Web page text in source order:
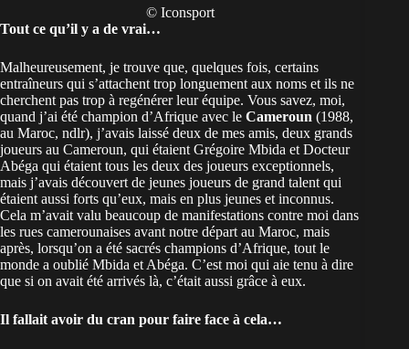
© Iconsport
Tout ce qu’il y a de vrai…
Malheureusement, je trouve que, quelques fois, certains
entraîneurs qui s’attachent trop longuement aux noms et ils ne
cherchent pas trop à regénérer leur équipe. Vous savez, moi,
quand j’ai été champion d’Afrique avec le Cameroun (1988,
au Maroc, ndlr), j’avais laissé deux de mes amis, deux grands
joueurs au Cameroun, qui étaient Grégoire Mbida et Docteur
Abéga qui étaient tous les deux des joueurs exceptionnels,
mais j’avais découvert de jeunes joueurs de grand talent qui
étaient aussi forts qu’eux, mais en plus jeunes et inconnus.
Cela m’avait valu beaucoup de manifestations contre moi dans
les rues camerounaises avant notre départ au Maroc, mais
après, lorsqu’on a été sacrés champions d’Afrique, tout le
monde a oublié Mbida et Abéga. C’est moi qui aie tenu à dire
que si on avait été arrivés là, c’était aussi grâce à eux.
Il fallait avoir du cran pour faire face à cela…